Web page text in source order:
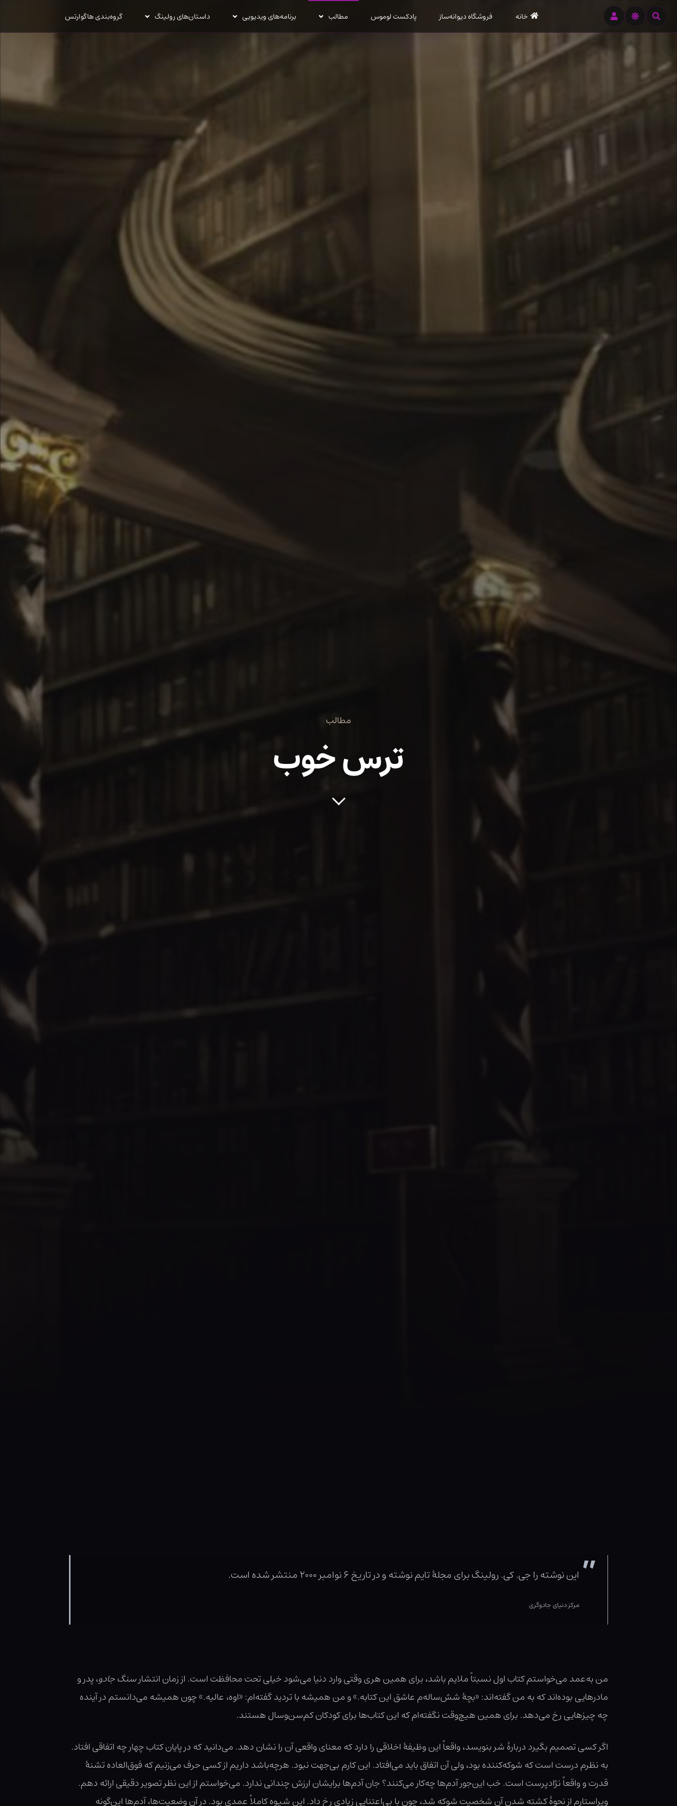
ورود
اصلی
خانه فروشگاه دیوانه‌ساز پادکست لوموس مطالب برنامه‌های ویدیویی داستان‌های رولینگ گروه‌بندی هاگوارتس
مطالب
ترس خوب
این نوشته را جی‌. کی. رولینگ برای مجلهٔ تایم نوشته و در تاریخ ۶ نوامبر ۲۰۰۰ منتشر شده است.
مرکز دنیای جادوگری
من به‌عمد می‌خواستم کتاب اول نسبتاً ملایم باشد، برای همین هری وقتی وارد دنیا می‌شود خیلی تحت محافظت است. از زمان انتشارسنگ جادو، پدر و
مادرهایی بوده‌اند که به من گفته‌اند: «بچهٔ شش‌ساله‌م عاشق این کتابه.» و من همیشه با تردید گفته‌ام: «اوه، عالیه.» چون همیشه می‌دانستم در آینده
چه چیزهایی رخ می‌دهد. برای همین هیچ‌وقت نگفته‌ام که این کتاب‌ها برای کودکان کم‌سن‌وسال هستند.
اگر کسی تصمیم بگیرد دربارهٔ شر بنویسد، واقعاً این وظیفهٔ اخلاقی را دارد که معنای واقعی آن را نشان دهد. می‌دانید که در پایان کتاب چهار چه اتفاقی افتاد.
به نظرم درست است که شوکه‌کننده بود، ولی آن اتفاق باید می‌افتاد. این کارم بی‌جهت نبود. هرچه‌باشد داریم از کسی حرف می‌زنیم که فوق‌العاده تشنهٔ
قدرت و واقعاً نژادپرست است. خب این‌جور آدم‌ها چه‌کار می‌کنند؟ جان آدم‌ها برایشان ارزش چندانی ندارد. می‌خواستم از این نظر تصویر دقیقی ارائه دهم.
ویراستارم از نحوهٔ کشته شدن آن شخصیت شوکه شد، چون با بی‌اعتناییِ زیادی رخ داد. این شیوه کاملاً عمدی بود. در آن وضعیت‌ها، آدم‌ها این‌گونه